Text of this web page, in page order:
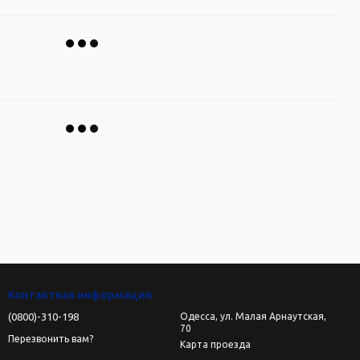
Контактная информация
(0800)-310-198
Перезвонить вам?
Одесса, ул. Малая Арнаутская,
70
Карта проезда